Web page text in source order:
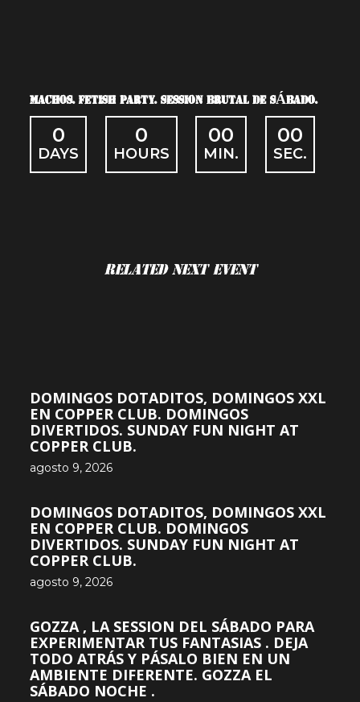
MACHOS. FETISH PARTY. SESSION BRUTAL DE SÁBADO.
0
DAYS
0
HOURS
00
MIN.
00
SEC.
Related Next Event
DOMINGOS DOTADITOS, DOMINGOS XXL
EN COPPER CLUB. DOMINGOS
DIVERTIDOS. SUNDAY FUN NIGHT AT
COPPER CLUB.
agosto 9, 2026
DOMINGOS DOTADITOS, DOMINGOS XXL
EN COPPER CLUB. DOMINGOS
DIVERTIDOS. SUNDAY FUN NIGHT AT
COPPER CLUB.
agosto 9, 2026
GOZZA , LA SESSION DEL SÁBADO PARA
EXPERIMENTAR TUS FANTASIAS . DEJA
TODO ATRÁS Y PÁSALO BIEN EN UN
AMBIENTE DIFERENTE. GOZZA EL
SÁBADO NOCHE .